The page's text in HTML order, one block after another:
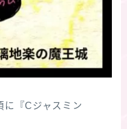
に『Cジャスミン